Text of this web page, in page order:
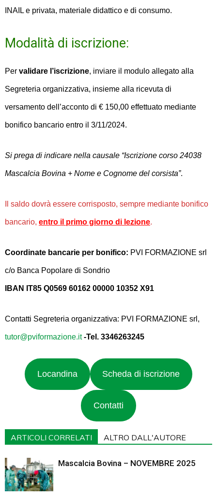
INAIL e privata, materiale didattico e di consumo.
Modalità di iscrizione:
Per validare l’iscrizione, inviare il modulo allegato alla
Segreteria organizzativa, insieme alla ricevuta di
versamento dell’acconto di € 150,00 effettuato mediante
bonifico bancario entro il 3/11/2024.
Si prega di indicare nella causale “Iscrizione corso 24038
Mascalcia Bovina + Nome e Cognome del corsista”.
Il saldo dovrà essere corrisposto, sempre mediante bonifico
bancario, entro il primo giorno di lezione.
Coordinate bancarie per bonifico: PVI FORMAZIONE srl
c/o Banca Popolare di Sondrio
IBAN IT85 Q0569 60162 00000 10352 X91
Contatti Segreteria organizzativa: PVI FORMAZIONE srl,
tutor@pviformazione.it-Tel. 3346263245
Locandina Scheda di iscrizione
Contatti
ARTICOLI CORRELATI ALTRO DALL'AUTORE
Mascalcia Bovina – NOVEMBRE 2025